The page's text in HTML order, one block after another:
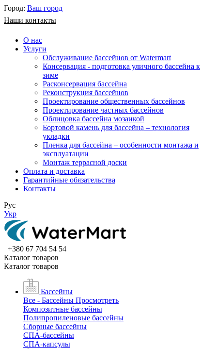
Город: Ваш город
Наши контакты
О нас
Услуги
Обслуживание бассейнов от Watermart
Консервация - подготовка уличного бассейна к
зиме
Расконсервация бассейна
Реконструкция бассейнов
Проектирование общественных бассейнов
Проектирование частных бассейнов
​Облицовка бассейна мозаикой
Бортовой камень для бассейна – технология
укладки
Пленка для бассейна – особенности монтажа и
эксплуатации
Монтаж террасной доски
Оплата и доставка
Гарантийные обязательства
Контакты
Рус
Укр
+380 67 704 54 54
Каталог товаров
Каталог товаров
Бассейны
Все - Бассейны Просмотреть
Композитные бассейны
Полипропиленовые бассейны
Сборные бассейны
СПА-бассейны
СПА-капсулы